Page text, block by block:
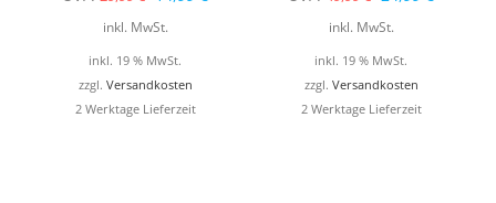
Preis
war:
29,99 €
inkl. MwSt.
inkl. 19 % MwSt.
zzgl. Versandkosten
2 Werktage Lieferzeit
Preis
war:
49,99 €
inkl. MwSt.
inkl. 19 % MwSt.
zzgl. Versandkosten
2 Werktage Lieferzeit